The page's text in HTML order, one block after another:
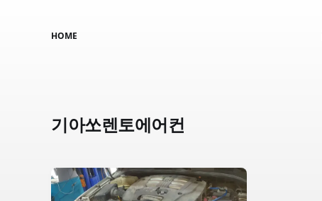
HOME
기아쏘렌토에어컨